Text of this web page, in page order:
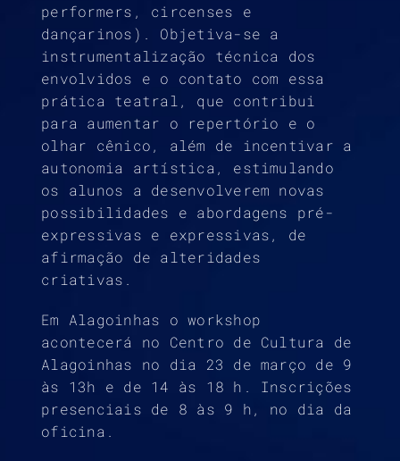
performers, circenses e
dançarinos). Objetiva-se a
instrumentalização técnica dos
envolvidos e o contato com essa
prática teatral, que contribui
para aumentar o repertório e o
olhar cênico, além de incentivar a
autonomia artística, estimulando
os alunos a desenvolverem novas
possibilidades e abordagens pré-
expressivas e expressivas, de
afirmação de alteridades
criativas.
Em Alagoinhas o workshop
acontecerá no Centro de Cultura de
Alagoinhas no dia 23 de março de 9
às 13h e de 14 às 18 h. Inscrições
presenciais de 8 às 9 h, no dia da
oficina.